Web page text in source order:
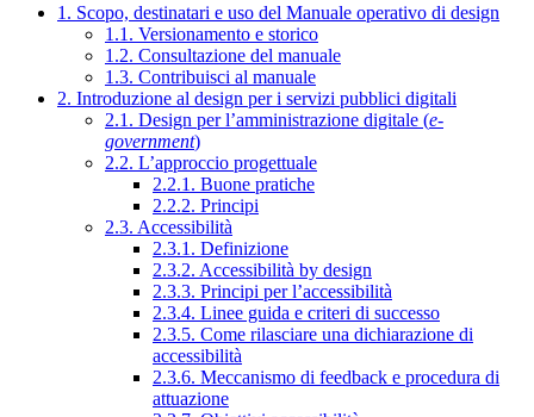
1. Scopo, destinatari e uso del Manuale operativo di design
1.1. Versionamento e storico
1.2. Consultazione del manuale
1.3. Contribuisci al manuale
2. Introduzione al design per i servizi pubblici digitali
2.1. Design per l’amministrazione digitale (e-
government)
2.2. L’approccio progettuale
2.2.1. Buone pratiche
2.2.2. Principi
2.3. Accessibilità
2.3.1. Definizione
2.3.2. Accessibilità by design
2.3.3. Principi per l’accessibilità
2.3.4. Linee guida e criteri di successo
2.3.5. Come rilasciare una dichiarazione di
accessibilità
2.3.6. Meccanismo di feedback e procedura di
attuazione